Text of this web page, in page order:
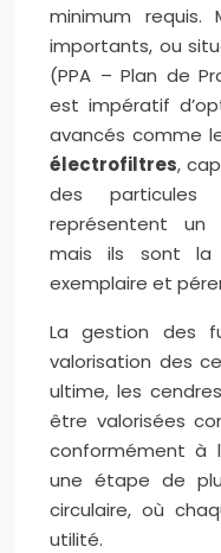
minimum requis.
importants, ou
(PPA – Plan de
est impératif
avancés comme
électrofiltres,
des particules
représentent un
mais ils sont la
exemplaire et
La gestion des
valorisation des
ultime, les
être valorisées
conformément à
une étape de
circulaire, où
utilité.